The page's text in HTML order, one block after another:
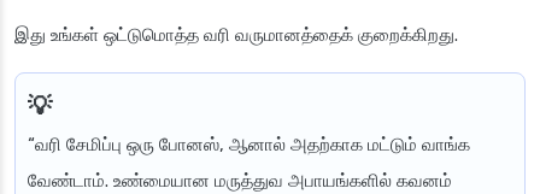
இது உங்கள் ஒட்டுமொத்த வரி வருமானத்தைக் குறைக்கிறது.
“வரி சேமிப்பு ஒரு போனஸ், ஆனால் அதற்காக மட்டும் வாங்க
வேண்டாம். உண்மையான மருத்துவ அபாயங்களில் கவனம்